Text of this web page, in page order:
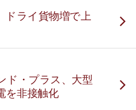
ドライ貨物増で上
ド・プラス、大型
を非接触化